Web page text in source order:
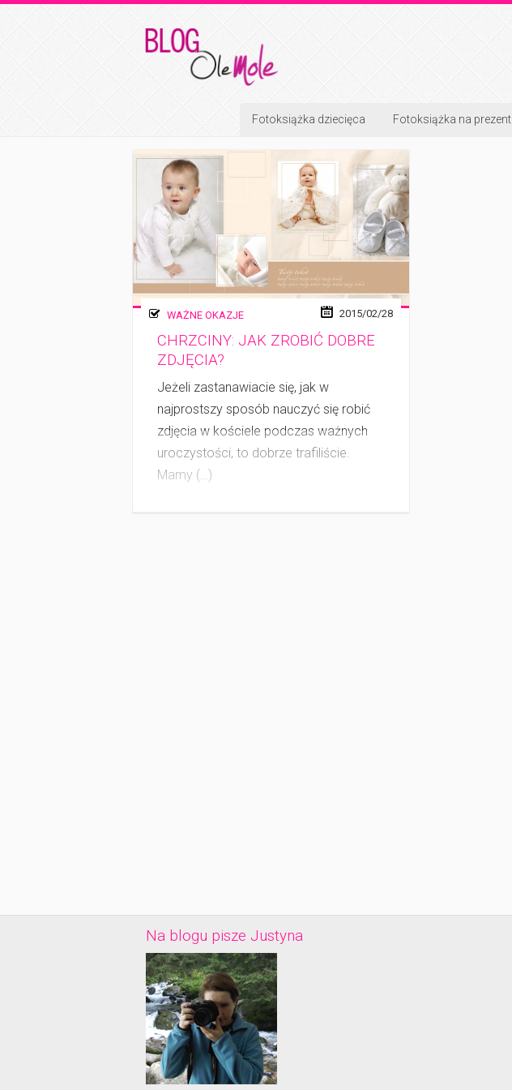
Fotoksiążka dziecięca Fotoksiążka na prezent
WAŻNE OKAZJE 2015/02/28
CHRZCINY: JAK ZROBIĆ DOBRE
ZDJĘCIA?
Jeżeli zastanawiacie się, jak w
najprostszy sposób nauczyć się robić
zdjęcia w koś­ciele podczas ważnych
uroczystości, to dobrze trafiliście.
Mamy (…)
Na blogu pisze Justyna